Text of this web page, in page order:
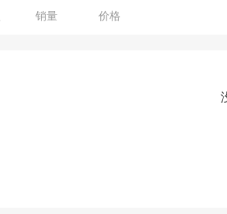
销量 价格